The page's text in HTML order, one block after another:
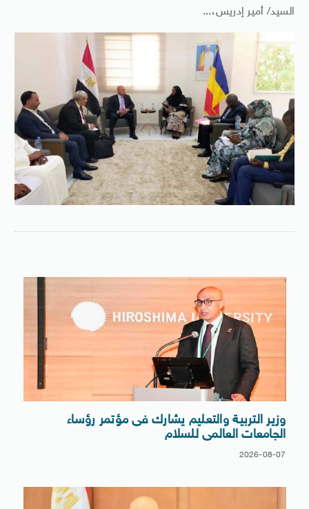
السيد/ أمير إدريس،...
وزير التربية والتعليم يشارك فى مؤتمر رؤساء
الجامعات العالمى للسلام
2026-08-07